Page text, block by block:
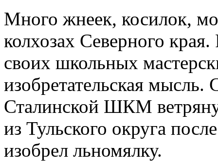
Много жнеек, косилок,
колхозах Северного
своих школьных
изобретательская
Сталинской ШКМ
из Тульского округа
изобрел льномялку.